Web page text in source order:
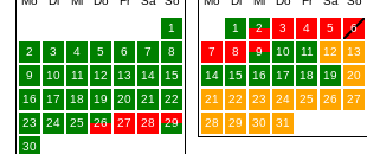
1
2
3 4 5 6 7
8
9
10 11 12 13 14
15
16
17 18 19 20 21
22
23
24 25 26 27 28
29
30
1 2 3 4 5
6
7
8 9 10 11 12
13
14
15 16 17 18 19
20
21
22 23 24 25 26
27
28
29 30 31